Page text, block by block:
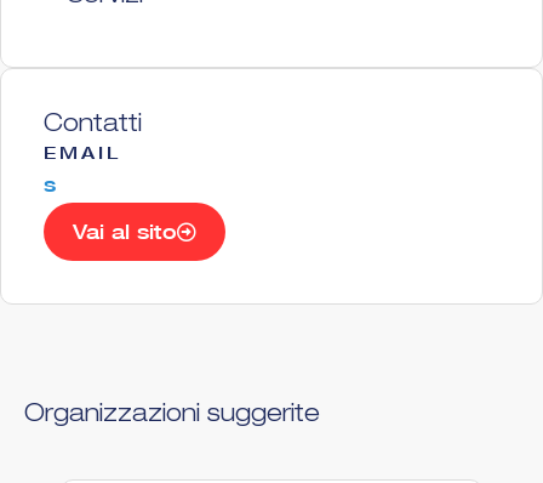
Contatti
EMAIL
s
Vai al sito
Organizzazioni suggerite